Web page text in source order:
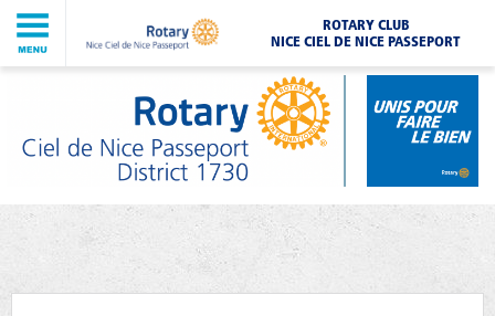
ROTARY CLUB
NICE CIEL DE NICE PASSEPORT